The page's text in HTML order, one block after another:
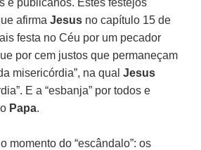
afirmaJesus no capítulo 15 de
festa no Céu por um pecador
por cem justos que permaneçam
misericórdia”, na qualJesus
E a “esbanja” por todos e
Papa.
momento do “escândalo”: os